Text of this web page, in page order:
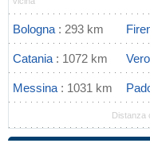
Bologna : 293 km
Catania : 1072 km
Messina : 1031 km
Distanza